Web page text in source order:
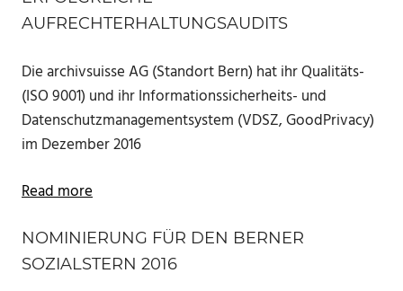
AUFRECHTERHALTUNGSAUDITS
Die archivsuisse AG (Standort Bern) hat ihr Qualitäts-
(ISO 9001) und ihr Informationssicherheits- und
Datenschutzmanagementsystem (VDSZ, GoodPrivacy)
im Dezember 2016
Read more
NOMINIERUNG FÜR DEN BERNER
SOZIALSTERN 2016